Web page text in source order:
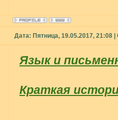
Дата: Пятница, 19.05.2017, 21:08
Язык и
Краткая